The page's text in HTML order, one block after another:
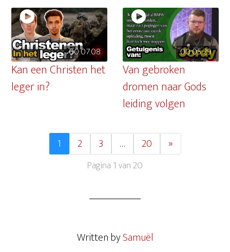
00:07:08
Kan een Christen het
leger in?
00:05:29
Van gebroken
dromen naar Gods
leiding volgen
1 2 3 … 20 »
Pagina 1 van 20
Written bySamuël